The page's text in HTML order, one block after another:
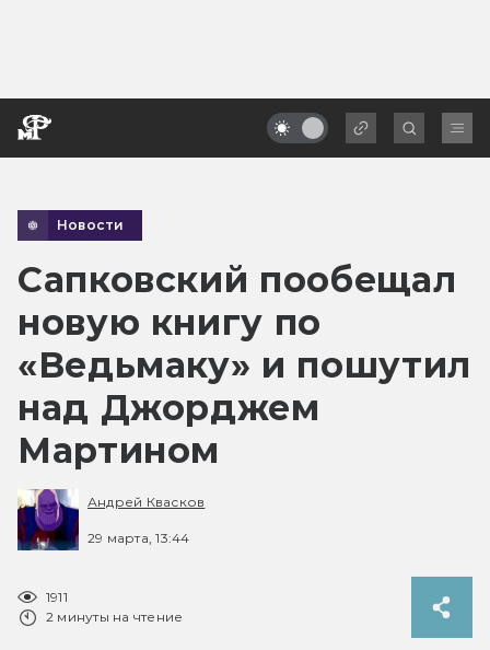
Новости
Сапковский пообещал
новую книгу по
«Ведьмаку» и пошутил
над Джорджем
Мартином
Андрей Квасков
29 марта, 13:44
1911
2 минуты на чтение